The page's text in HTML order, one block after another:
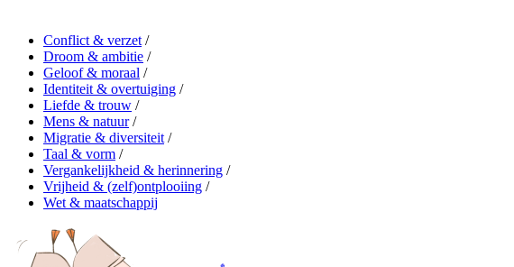
Conflict & verzet /
Droom & ambitie /
Geloof & moraal /
Identiteit & overtuiging /
Liefde & trouw /
Mens & natuur /
Migratie & diversiteit /
Taal & vorm /
Vergankelijkheid & herinnering /
Vrijheid & (zelf)ontplooiing /
Wet & maatschappij